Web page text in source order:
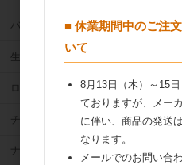
バター
生クリーム
ロングライフ牛乳
チーズ
ナッツ
■ 休業期間中のご注
いて
8月13日（木）～15
ておりますが、メー
に伴い、商品の発送は
なります。
メールでのお問い合